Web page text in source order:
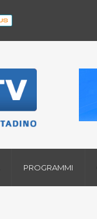
PROGRAMMI